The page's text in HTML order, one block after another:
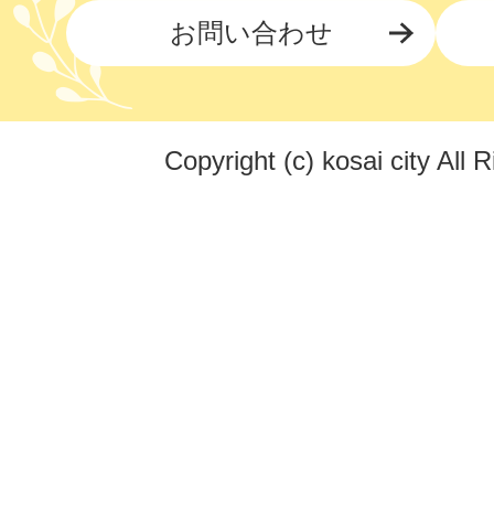
お問い合わせ
Copyright (c) kosai city All